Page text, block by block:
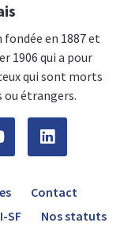
fondée en 1887 et
1906 qui a pour
qui sont morts
ou étrangers.
Contact
SF Nos statuts